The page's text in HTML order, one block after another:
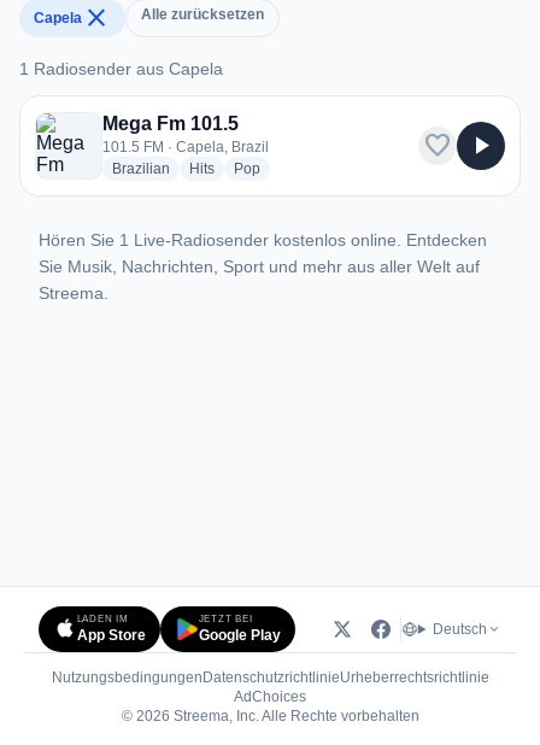
Capela close Alle zurücksetzen
1 Radiosender aus Capela
1 Radiosender aus Capela
Mega Fm 101.5
101.5 FM · Capela, Brazil
Brazilian radio stations
Hitsradio stations
Popradio stations
favorite play_arrow
Hören Sie 1 Live-Radiosender kostenlos online. Entdecken
Sie Musik, Nachrichten, Sport und mehr aus aller Welt auf
Streema.
LADEN IM
App Store
JETZT BEI
Google Play Deutsch
Nutzungsbedingungen DatenschutzrichtlinieUrheberrechtsrichtlinie
AdChoices(öffnet in neuem Tab)
© 2026 Streema, Inc. Alle Rechte vorbehalten